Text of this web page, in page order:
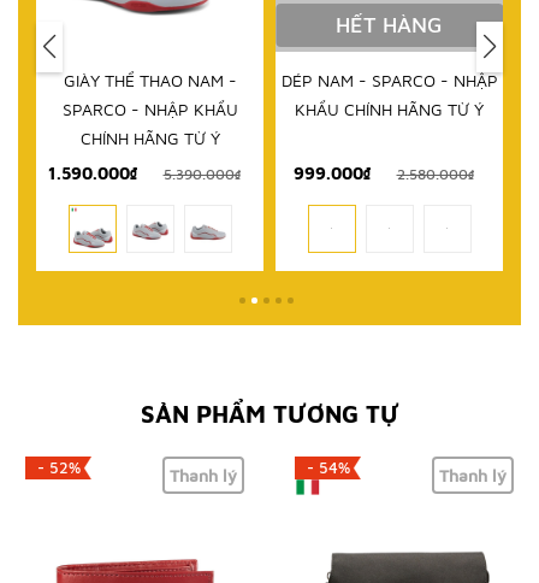
GIÀY THỂ THAO NAM -
SPARCO - NHẬP KHẨU
CHÍNH HÃNG TỪ Ý
1.590.000₫
5.390.000₫
HẾT HÀNG
DÉP NAM - SPARCO - NHẬP
KHẨU CHÍNH HÃNG TỪ Ý
999.000₫ 2.580.000₫
SẢN PHẨM TƯƠNG TỰ
- 52% Thanh lý - 54% Thanh lý